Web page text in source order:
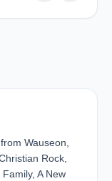
Wauseon,
Rock,
A New